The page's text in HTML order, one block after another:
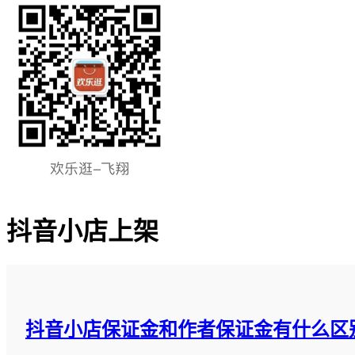
抖音小店上架
抖音小店保证金和作者保证金有什么区